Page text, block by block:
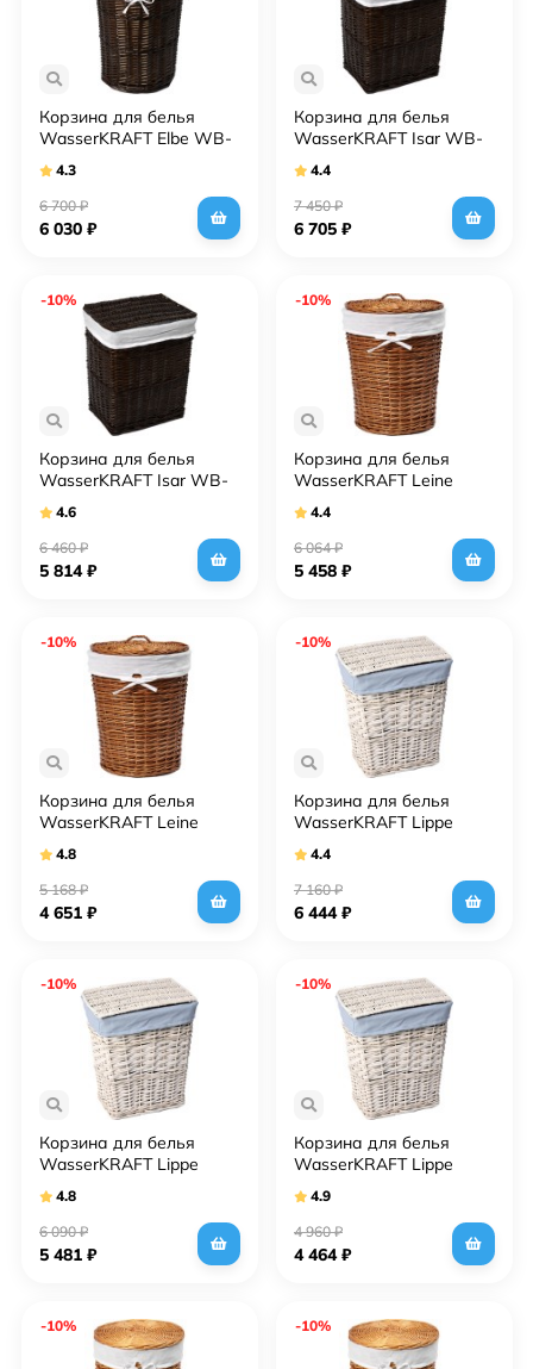
Корзина для белья
WasserKRAFT Elbe WB-
коричневая, средняя
4.3
6 700₽
6 030 ₽
Корзина для белья
WasserKRAFT Isar WB-
коричневая, большая
4.4
7 450₽
6 705 ₽
-10%
Корзина для белья
WasserKRAFT Isar WB-
коричневая, средняя
4.6
6 460₽
5 814₽
-10%
Корзина для белья
WasserKRAFT Leine
коричневая, большая
4.4
6 064₽
5 458 ₽
-10%
Корзина для белья
WasserKRAFT Leine
коричневая, средняя
4.8
5 168₽
4 651 ₽
-10%
Корзина для белья
WasserKRAFT Lippe
большая
4.4
7 160₽
6 444₽
-10%
Корзина для белья
WasserKRAFT Lippe
средняя
4.8
6 090₽
5 481 ₽
-10%
Корзина для белья
WasserKRAFT Lippe
4.9
4 960₽
4 464₽
-10% -10%